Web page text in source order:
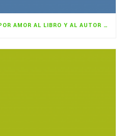
LECTURES PLURIELLES: POR AMOR AL LIBRO Y AL AUTOR NOVEL